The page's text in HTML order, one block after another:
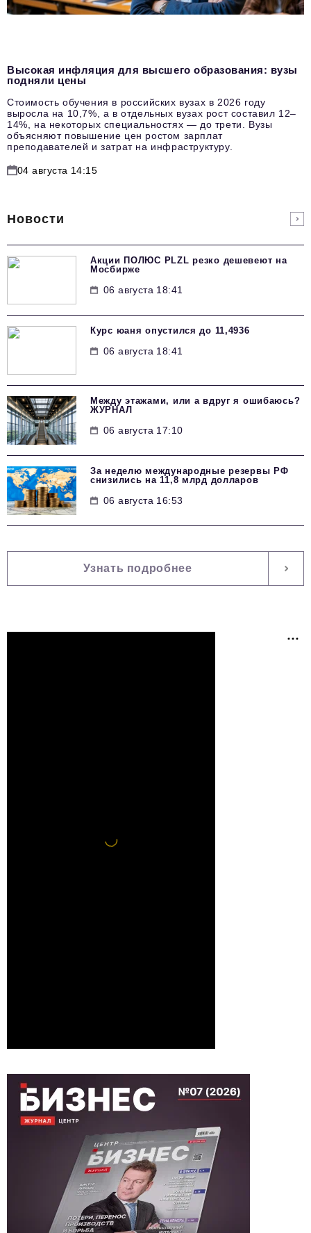
Высокая инфляция для высшего образования: вузы
подняли цены
Стоимость обучения в российских вузах в 2026 году
выросла на 10,7%, а в отдельных вузах рост составил 12–
14%, на некоторых специальностях — до трети. Вузы
объясняют повышение цен ростом зарплат
преподавателей и затрат на инфраструктуру.
04 августа 14:15
Новости
Акции ПОЛЮС PLZL резко дешевеют на
Мосбирже
06 августа 18:41
Курс юаня опустился до 11,4936
06 августа 18:41
Между этажами, или а вдруг я ошибаюсь?
ЖУРНАЛ
06 августа 17:10
За неделю международные резервы РФ
снизились на 11,8 млрд долларов
06 августа 16:53
Узнать подробнее